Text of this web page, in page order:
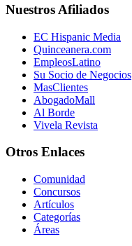
Nuestros Afiliados
EC Hispanic Media
Quinceanera.com
EmpleosLatino
Su Socio de Negocios
MasClientes
AbogadoMall
Al Borde
Vivela Revista
Otros Enlaces
Comunidad
Concursos
Artículos
Categorías
Áreas